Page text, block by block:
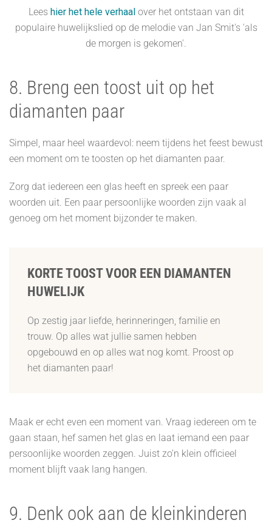
Lees hier het hele verhaal over het ontstaan van dit
populaire huwelijkslied op de melodie van Jan Smit's 'als
de morgen is gekomen'.
8. Breng een toost uit op het
diamanten paar
Simpel, maar heel waardevol: neem tijdens het feest bewust
een moment om te toosten op het diamanten paar.
Zorg dat iedereen een glas heeft en spreek een paar
woorden uit. Een paar persoonlijke woorden zijn vaak al
genoeg om het moment bijzonder te maken.
KORTE TOOST VOOR EEN DIAMANTEN
HUWELIJK
Op zestig jaar liefde, herinneringen, familie en
trouw. Op alles wat jullie samen hebben
opgebouwd en op alles wat nog komt. Proost op
het diamanten paar!
Maak er echt even een moment van. Vraag iedereen om te
gaan staan, hef samen het glas en laat iemand een paar
persoonlijke woorden zeggen. Juist zo’n klein officieel
moment blijft vaak lang hangen.
9. Denk ook aan de kleinkinderen